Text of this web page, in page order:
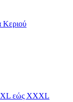
Κεριού
XL εώς XXXL